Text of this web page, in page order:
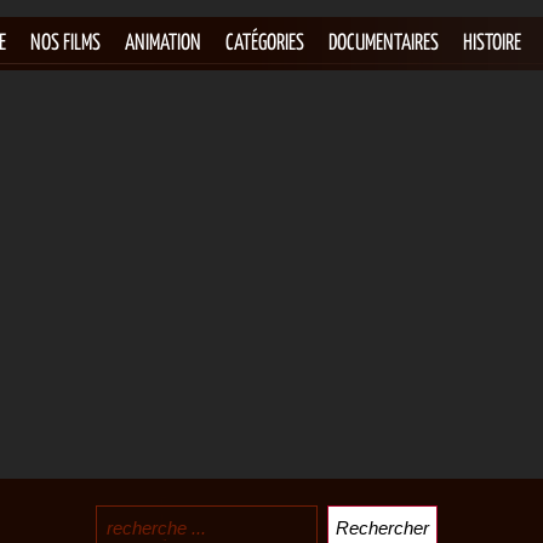
NOS FILMS ANIMATION CATÉGORIES DOCUMENTAIRES HISTOIRE